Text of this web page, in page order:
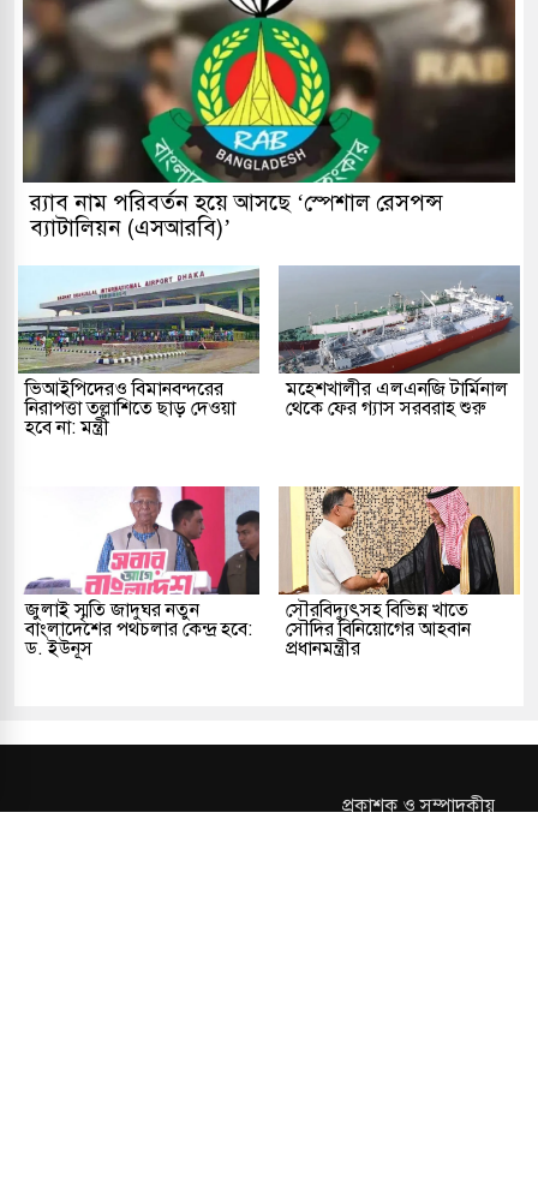
র‌্যাব নাম পরিবর্তন হয়ে আসছে ‘স্পেশাল রেসপন্স
ব্যাটালিয়ন (এসআরবি)’
ভিআইপিদেরও বিমানবন্দরের
নিরাপত্তা তল্লাশিতে ছাড় দেওয়া
হবে না: মন্ত্রী
মহেশখালীর এলএনজি টার্মিনাল
থেকে ফের গ্যাস সরবরাহ শুরু
জুলাই স্মৃতি জাদুঘর নতুন
বাংলাদেশের পথচলার কেন্দ্র হবে:
ড. ইউনূস
সৌরবিদ্যুৎসহ বিভিন্ন খাতে
সৌদির বিনিয়োগের আহবান
প্রধানমন্ত্রীর
প্রকাশক ও সম্পাদকীয়